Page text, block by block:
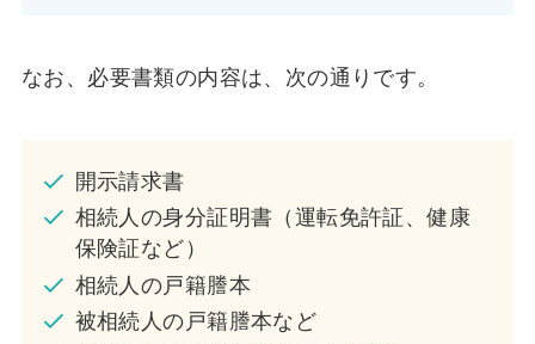
なお、必要書類の内容は、次の通りです。
開示請求書
相続人の身分証明書（運転免許証、健康
保険証など）
相続人の戸籍謄本
被相続人の戸籍謄本など